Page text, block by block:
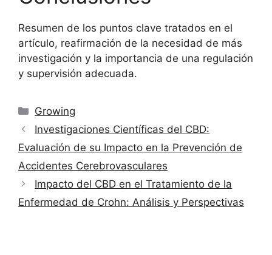
Resumen de los puntos clave tratados en el
artículo, reafirmación de la necesidad de más
investigación y la importancia de una regulación
y supervisión adecuada.
Categorías
Growing
Investigaciones Científicas del CBD:
Evaluación de su Impacto en la Prevención de
Accidentes Cerebrovasculares
Impacto del CBD en el Tratamiento de la
Enfermedad de Crohn: Análisis y Perspectivas